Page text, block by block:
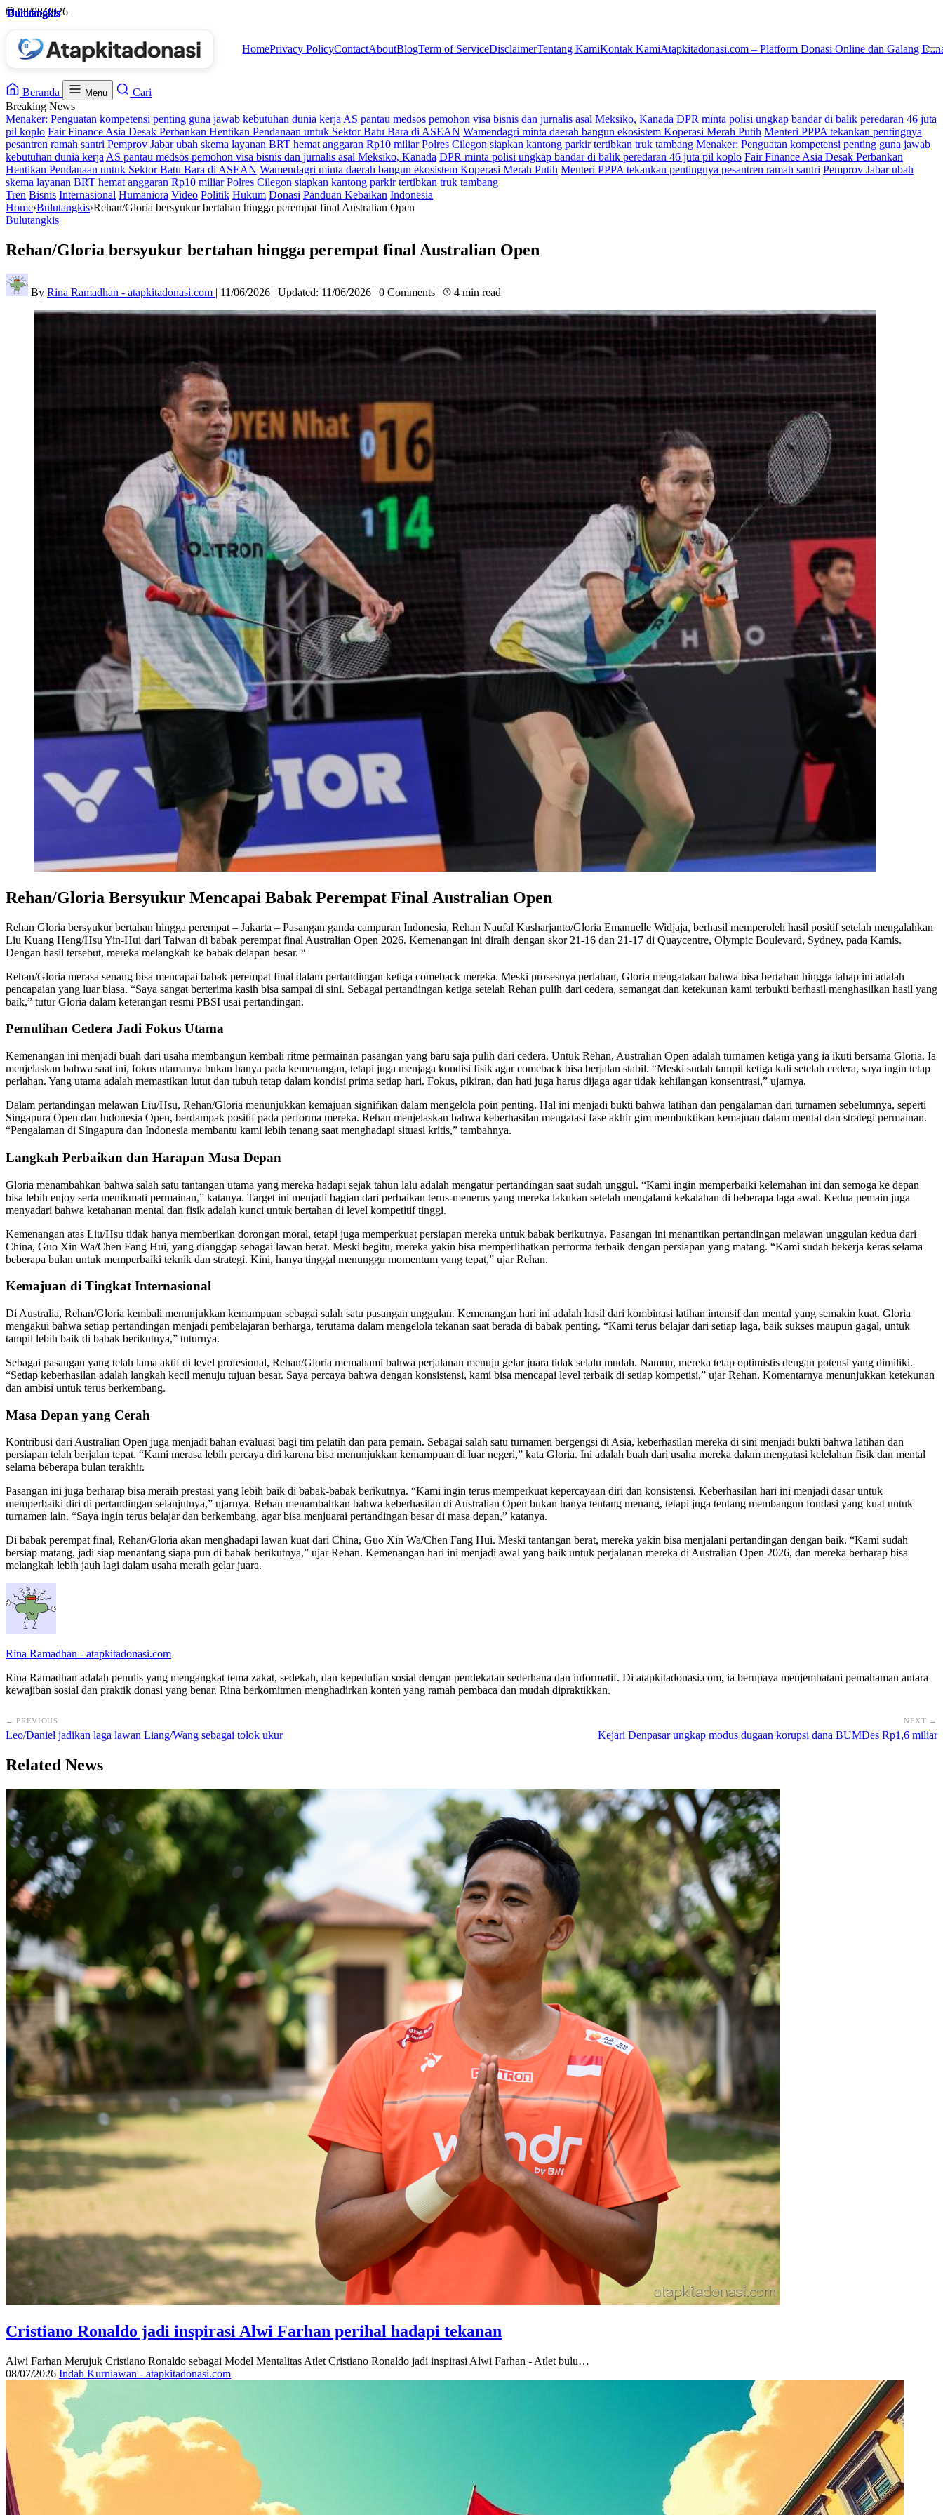
Skip
content
08/08/2026
HomePrivacy PolicyContactAboutBlogTerm of ServiceDisclaimerTentang KamiKontak KamiAtapkitadonasi.com – Platform Donasi Online dan Galang
Beranda Menu
Cari
Breaking News
Menaker: Penguatan kompetensi penting guna jawab kebutuhan dunia kerja AS pantau medsos pemohon visa bisnis dan jurnalis asal Meksiko, Kanada DPR minta polisi ungkap bandar di balik peredaran 46 juta
pil koplo Fair Finance Asia Desak Perbankan Hentikan Pendanaan untuk Sektor Batu Bara di ASEAN Wamendagri minta daerah bangun ekosistem Koperasi Merah Putih Menteri PPPA tekankan pentingnya
pesantren ramah santri Pemprov Jabar ubah skema layanan BRT hemat anggaran Rp10 miliar Polres Cilegon siapkan kantong parkir tertibkan truk tambang Menaker: Penguatan kompetensi penting guna jawab
kebutuhan dunia kerja AS pantau medsos pemohon visa bisnis dan jurnalis asal Meksiko, Kanada DPR minta polisi ungkap bandar di balik peredaran 46 juta pil koplo Fair Finance Asia Desak Perbankan
Hentikan Pendanaan untuk Sektor Batu Bara di ASEAN Wamendagri minta daerah bangun ekosistem Koperasi Merah Putih Menteri PPPA tekankan pentingnya pesantren ramah santri Pemprov Jabar ubah
skema layanan BRT hemat anggaran Rp10 miliar Polres Cilegon siapkan kantong parkir tertibkan truk tambang
Tren Bisnis Internasional Humaniora Video Politik Hukum Donasi Panduan Kebaikan Indonesia
Home›Bulutangkis›Rehan/Gloria bersyukur bertahan hingga perempat final Australian Open
Bulutangkis
Rehan/Gloria bersyukur bertahan hingga perempat final Australian Open
By Rina Ramadhan - atapkitadonasi.com | 11/06/2026 | Updated: 11/06/2026 | 0 Comments | 4 min read
Rehan/Gloria Bersyukur Mencapai Babak Perempat Final Australian Open
Rehan Gloria bersyukur bertahan hingga perempat – Jakarta – Pasangan ganda campuran Indonesia, Rehan Naufal Kusharjanto/Gloria Emanuelle Widjaja, berhasil memperoleh hasil positif setelah mengalahkan
Liu Kuang Heng/Hsu Yin-Hui dari Taiwan di babak perempat final Australian Open 2026. Kemenangan ini diraih dengan skor 21-16 dan 21-17 di Quaycentre, Olympic Boulevard, Sydney, pada Kamis.
Dengan hasil tersebut, mereka melangkah ke babak delapan besar. “
Rehan/Gloria merasa senang bisa mencapai babak perempat final dalam pertandingan ketiga comeback mereka. Meski prosesnya perlahan, Gloria mengatakan bahwa bisa bertahan hingga tahap ini adalah
pencapaian yang luar biasa. “Saya sangat berterima kasih bisa sampai di sini. Sebagai pertandingan ketiga setelah Rehan pulih dari cedera, semangat dan ketekunan kami terbukti berhasil menghasilkan hasil yang
baik,” tutur Gloria dalam keterangan resmi PBSI usai pertandingan.
Pemulihan Cedera Jadi Fokus Utama
Kemenangan ini menjadi buah dari usaha membangun kembali ritme permainan pasangan yang baru saja pulih dari cedera. Untuk Rehan, Australian Open adalah turnamen ketiga yang ia ikuti bersama Gloria. Ia
menjelaskan bahwa saat ini, fokus utamanya bukan hanya pada kemenangan, tetapi juga menjaga kondisi fisik agar comeback bisa berjalan stabil. “Meski sudah tampil ketiga kali setelah cedera, saya ingin tetap
perlahan. Yang utama adalah memastikan lutut dan tubuh tetap dalam kondisi prima setiap hari. Fokus, pikiran, dan hati juga harus dijaga agar tidak kehilangan konsentrasi,” ujarnya.
Dalam pertandingan melawan Liu/Hsu, Rehan/Gloria menunjukkan kemajuan signifikan dalam mengelola poin penting. Hal ini menjadi bukti bahwa latihan dan pengalaman dari turnamen sebelumnya, seperti
Singapura Open dan Indonesia Open, berdampak positif pada performa mereka. Rehan menjelaskan bahwa keberhasilan mengatasi fase akhir gim membuktikan kemajuan dalam mental dan strategi permainan.
“Pengalaman di Singapura dan Indonesia membantu kami lebih tenang saat menghadapi situasi kritis,” tambahnya.
Langkah Perbaikan dan Harapan Masa Depan
Gloria menambahkan bahwa salah satu tantangan utama yang mereka hadapi sejak tahun lalu adalah mengatur pertandingan saat sudah unggul. “Kami ingin memperbaiki kelemahan ini dan semoga ke depan
bisa lebih enjoy serta menikmati permainan,” katanya. Target ini menjadi bagian dari perbaikan terus-menerus yang mereka lakukan setelah mengalami kekalahan di beberapa laga awal. Kedua pemain juga
menyadari bahwa ketahanan mental dan fisik adalah kunci untuk bertahan di level kompetitif tinggi.
Kemenangan atas Liu/Hsu tidak hanya memberikan dorongan moral, tetapi juga memperkuat persiapan mereka untuk babak berikutnya. Pasangan ini menantikan pertandingan melawan unggulan kedua dari
China, Guo Xin Wa/Chen Fang Hui, yang dianggap sebagai lawan berat. Meski begitu, mereka yakin bisa memperlihatkan performa terbaik dengan persiapan yang matang. “Kami sudah bekerja keras selama
beberapa bulan untuk memperbaiki teknik dan strategi. Kini, hanya tinggal menunggu momentum yang tepat,” ujar Rehan.
Kemajuan di Tingkat Internasional
Di Australia, Rehan/Gloria kembali menunjukkan kemampuan sebagai salah satu pasangan unggulan. Kemenangan hari ini adalah hasil dari kombinasi latihan intensif dan mental yang semakin kuat. Gloria
mengakui bahwa setiap pertandingan menjadi pembelajaran berharga, terutama dalam mengelola tekanan saat berada di babak penting. “Kami terus belajar dari setiap laga, baik sukses maupun gagal, untuk
tampil lebih baik di babak berikutnya,” tuturnya.
Sebagai pasangan yang telah lama aktif di level profesional, Rehan/Gloria memahami bahwa perjalanan menuju gelar juara tidak selalu mudah. Namun, mereka tetap optimistis dengan potensi yang dimiliki.
“Setiap keberhasilan adalah langkah kecil menuju tujuan besar. Saya percaya bahwa dengan konsistensi, kami bisa mencapai level terbaik di setiap kompetisi,” ujar Rehan. Komentarnya menunjukkan ketekunan
dan ambisi untuk terus berkembang.
Masa Depan yang Cerah
Kontribusi dari Australian Open juga menjadi bahan evaluasi bagi tim pelatih dan para pemain. Sebagai salah satu turnamen bergengsi di Asia, keberhasilan mereka di sini menjadi bukti bahwa latihan dan
persiapan telah berjalan tepat. “Kami merasa lebih percaya diri karena bisa menunjukkan kemampuan di luar negeri,” kata Gloria. Ini adalah buah dari usaha mereka dalam mengatasi kelelahan fisik dan mental
selama beberapa bulan terakhir.
Pasangan ini juga berharap bisa meraih prestasi yang lebih baik di babak-babak berikutnya. “Kami ingin terus memperkuat kepercayaan diri dan konsistensi. Keberhasilan hari ini menjadi dasar untuk
memperbaiki diri di pertandingan selanjutnya,” ujarnya. Rehan menambahkan bahwa keberhasilan di Australian Open bukan hanya tentang menang, tetapi juga tentang membangun fondasi yang kuat untuk
turnamen lain. “Saya ingin terus belajar dan berkembang, agar bisa menjuarai pertandingan besar di masa depan,” katanya.
Di babak perempat final, Rehan/Gloria akan menghadapi lawan kuat dari China, Guo Xin Wa/Chen Fang Hui. Meski tantangan berat, mereka yakin bisa menjalani pertandingan dengan baik. “Kami sudah
bersiap matang, jadi siap menantang siapa pun di babak berikutnya,” ujar Rehan. Kemenangan hari ini menjadi awal yang baik untuk perjalanan mereka di Australian Open 2026, dan mereka berharap bisa
melangkah lebih jauh lagi dalam usaha meraih gelar juara.
Rina Ramadhan - atapkitadonasi.com
Rina Ramadhan adalah penulis yang mengangkat tema zakat, sedekah, dan kepedulian sosial dengan pendekatan sederhana dan informatif. Di atapkitadonasi.com, ia berupaya menjembatani pemahaman antara
kewajiban sosial dan praktik donasi yang benar. Rina berkomitmen menghadirkan konten yang ramah pembaca dan mudah dipraktikkan.
← PREVIOUS
Leo/Daniel jadikan laga lawan Liang/Wang sebagai tolok ukur
NEXT →
Kejari Denpasar ungkap modus dugaan korupsi dana BUMDes Rp1,6 miliar
Related News
Bulutangkis
Cristiano Ronaldo jadi inspirasi Alwi Farhan perihal hadapi tekanan
Alwi Farhan Merujuk Cristiano Ronaldo sebagai Model Mentalitas Atlet Cristiano Ronaldo jadi inspirasi Alwi Farhan - Atlet bulu…
08/07/2026 Indah Kurniawan - atapkitadonasi.com
Bulutangkis
Bulutangkis
Bulutangkis